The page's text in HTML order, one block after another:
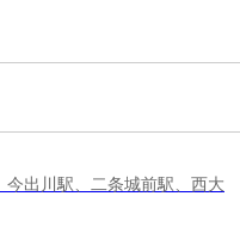
出川駅、二条城前駅、西大